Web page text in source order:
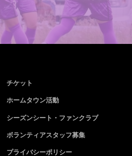
チケット
ホームタウン活動
シーズンシート・ファンクラブ
ボランティアスタッフ募集
プライバシーポリシー